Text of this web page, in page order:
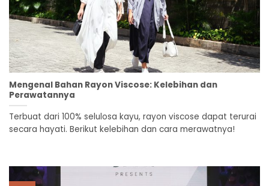
Mengenal Bahan Rayon Viscose: Kelebihan dan
Perawatannya
Terbuat dari 100% selulosa kayu, rayon viscose dapat terurai
secara hayati. Berikut kelebihan dan cara merawatnya!